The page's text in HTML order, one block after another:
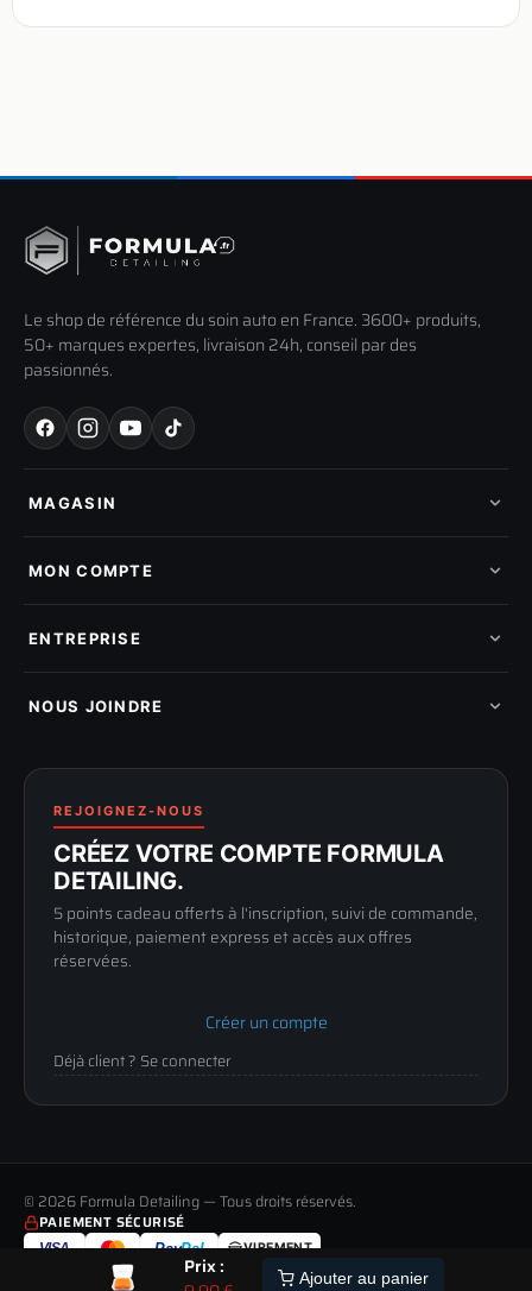
Prix :
Ajouter au panier
Le shop de référence du soin auto en France. 3600+ produits,
50+ marques expertes, livraison 24h, conseil par des
passionnés.
MAGASIN
Nos marques
Pads de polissage
Pièces détachées
MON COMPTE
Mes tickets SAV
Mon parrainage
Programme fidelite
ENTREPRISE
Compte pro
Politique de retour
Conditions générales
Mentions légales
Confidentialité
NOUS JOINDRE
89100 SENS
03 73 61 02 02
Lun-Ven
9h-12h / 14h-17h
REJOIGNEZ-NOUS
CRÉEZ VOTRE COMPTE FORMULA
DETAILING.
5 points cadeau offerts à l'inscription, suivi de commande,
historique, paiement express et accès aux offres
réservées.
Créer un compte
Déjà client ? Se connecter
PAIEMENT SÉCURISÉ
VISA PayPal VIREMENT
© 2026 Formula Detailing — Tous droits réservés.